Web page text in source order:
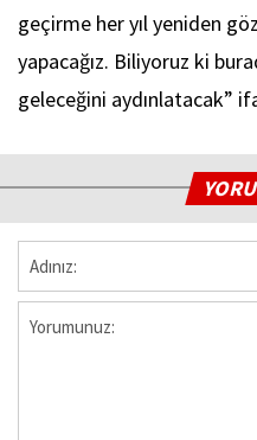
geçirme her yıl yeniden
yapacağız. Biliyoruz ki
geleceğini aydınlatacak”